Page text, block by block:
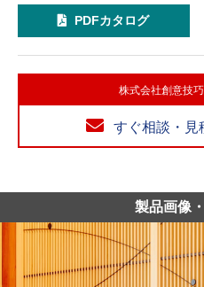
PDFカタログ
株式会社創意技
すぐ相談・見
製品画像